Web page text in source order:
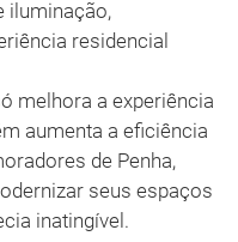
iluminação,
residencial
melhora a experiência
aumenta a eficiência
de Penha,
seus espaços
inatingível.